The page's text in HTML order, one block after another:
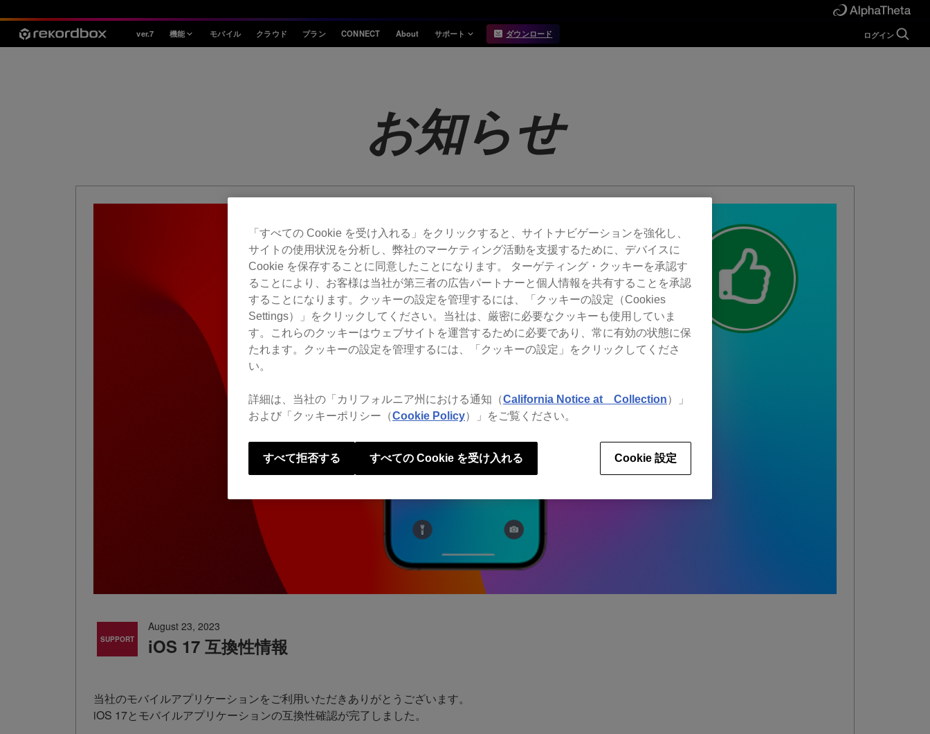
ver.7 機能 モバイル クラウド プラン CONNECT About サポート
リリースノート
Hardware Unlock
機能対応表
USB Export
ダウンロード ログイン
お知らせ
SUPPORT
August 23, 2023
iOS 17 互換性情報
当社のモバイルアプリケーションをご利用いただきありがとうございます。
iOS 17とモバイルアプリケーションの互換性確認が完了しました。
「すべての Cookie を受け入れる」をクリックすると、サイトナビゲーションを強化し、
サイトの使用状況を分析し、弊社のマーケティング活動を支援するために、デバイスに
Cookie を保存することに同意したことになります。 ターゲティング・クッキーを承認す
ることにより、お客様は当社が第三者の広告パートナーと個人情報を共有することを承認
することになります。クッキーの設定を管理するには、「クッキーの設定（Cookies
Settings）」をクリックしてください。当社は、厳密に必要なクッキーも使用していま
す。これらのクッキーはウェブサイトを運営するために必要であり、常に有効の状態に保
たれます。クッキーの設定を管理するには、「クッキーの設定」をクリックしてくださ
い。
詳細は、当社の「カリフォルニア州における通知（California Notice at Collection）」
および「クッキーポリシー（Cookie Policy）」をご覧ください。
Cookie 設定
すべて拒否する すべての Cookie を受け入れる